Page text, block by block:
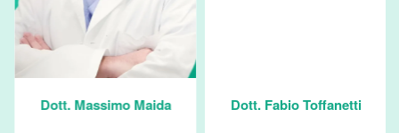
Dott. Massimo Maida Dott. Fabio Toffanetti